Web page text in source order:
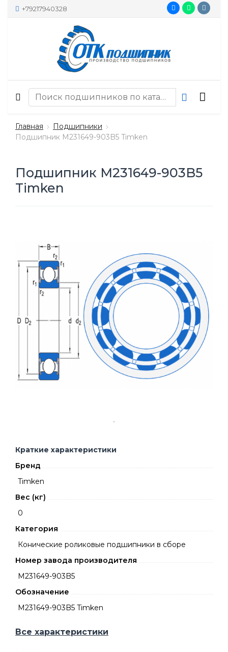
+79217940328
Главная
Подшипники
Подшипник M231649-903B5 Timken
Подшипник M231649-903B5
Timken
Краткие характеристики
Бренд
Timken
Вес (кг)
0
Категория
Конические роликовые подшипники в сборе
Номер завода производителя
M231649-903B5
Обозначение
M231649-903B5 Timken
Все характеристики